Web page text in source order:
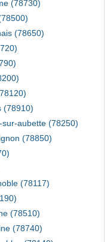
(78730)
(78650)
(78910)
sur-aubette (78250)
(78850)
(78117)
(78510)
(78740)